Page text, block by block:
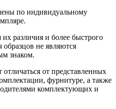
по индивидуальному
различия и более быстрого
образцов не являются
знаком.
от представленных
фурнитуре, а также
комплектующих и